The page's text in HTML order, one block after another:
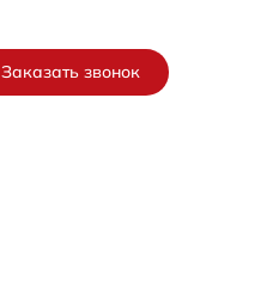
Заказать звонок